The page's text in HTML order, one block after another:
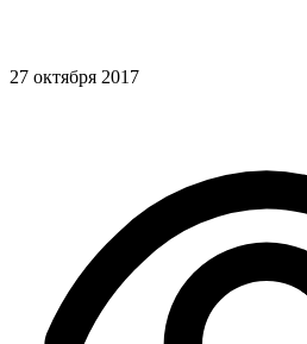
27 октября 2017